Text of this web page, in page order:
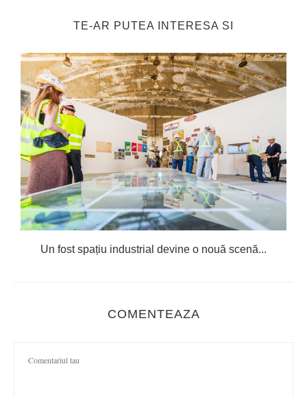
TE-AR PUTEA INTERESA SI
Un fost spațiu industrial devine o nouă scenă...
COMENTEAZA